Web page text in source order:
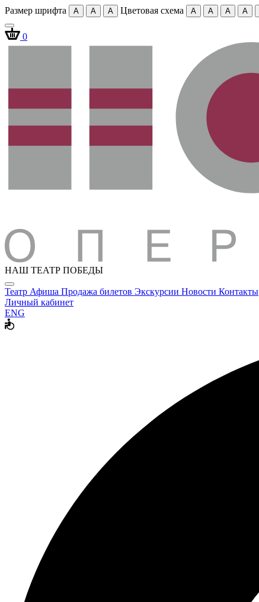
Размер шрифта A A A Цветовая схема A A A A
0
НАШ ТЕАТР ПОБЕДЫ
Театр Афиша Продажа билетов Экскурсии Новости Контакты
Личный кабинет
ENG